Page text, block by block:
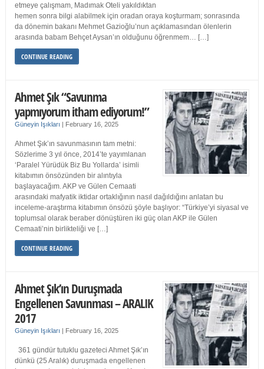
etmeye çalışmam, Madımak Oteli yakıldıktan
hemen sonra bilgi alabilmek için oradan oraya koşturmam; sonrasında
da dönemin bakanı Mehmet Gazioğlu’nun açıklamasından ölenlerin
arasında babam Behçet Aysan’ın olduğunu öğrenmem… […]
CONTINUE READING
Ahmet Şık “Savunma
yapmıyorum itham ediyorum!”
Güneyin Işıkları | February 16, 2025
Ahmet Şık’ın savunmasının tam metni:
Sözlerime 3 yıl önce, 2014’te yayımlanan
‘Paralel Yürüdük Biz Bu Yollarda’ isimli
kitabımın önsözünden bir alıntıyla
başlayacağım. AKP ve Gülen Cemaati
arasındaki mafyatik iktidar ortaklığının nasıl dağıldığını anlatan bu
inceleme-araştırma kitabımın önsözü şöyle başlıyor: “Türkiye’yi siyasal ve
toplumsal olarak beraber dönüştüren iki güç olan AKP ile Gülen
Cemaati’nin birlikteliği ve […]
CONTINUE READING
Ahmet Şık’ın Duruşmada
Engellenen Savunması – ARALIK
2017
Güneyin Işıkları | February 16, 2025
361 gündür tutuklu gazeteci Ahmet Şık’ın
dünkü (25 Aralık) duruşmada engellenen